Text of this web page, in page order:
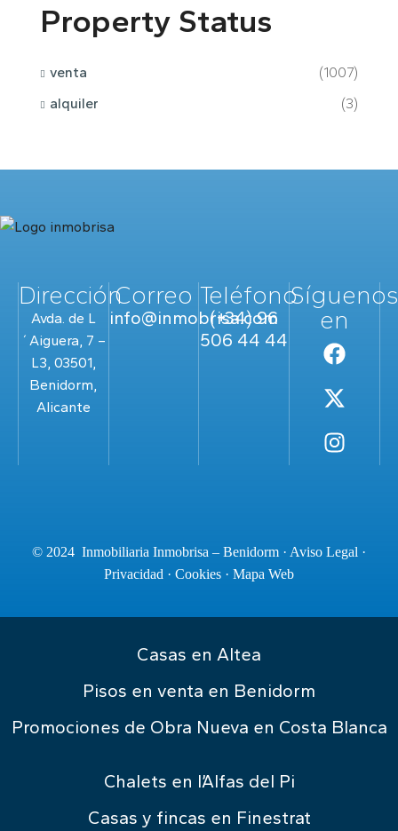
Property Status
venta
(1007)
alquiler
(3)
Dirección
Avda. de L
´Aiguera, 7 –
L3, 03501,
Benidorm,
Alicante
Correo
info@inmobrisa.com
Teléfono
(+34) 96
506 44 44
en
© 2024 Inmobiliaria Inmobrisa – Benidorm · Aviso Legal ·
Privacidad · Cookies · Mapa Web
Casas en Altea
Pisos en venta en Benidorm
Promociones de Obra Nueva en Costa Blanca
Chalets en l’Alfas del Pi
Casas y fincas en Finestrat